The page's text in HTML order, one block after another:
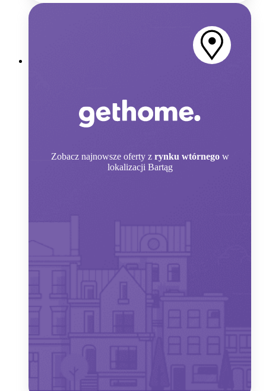
Zobacz najnowsze oferty z rynku wtórnego w
lokalizacji Bartąg